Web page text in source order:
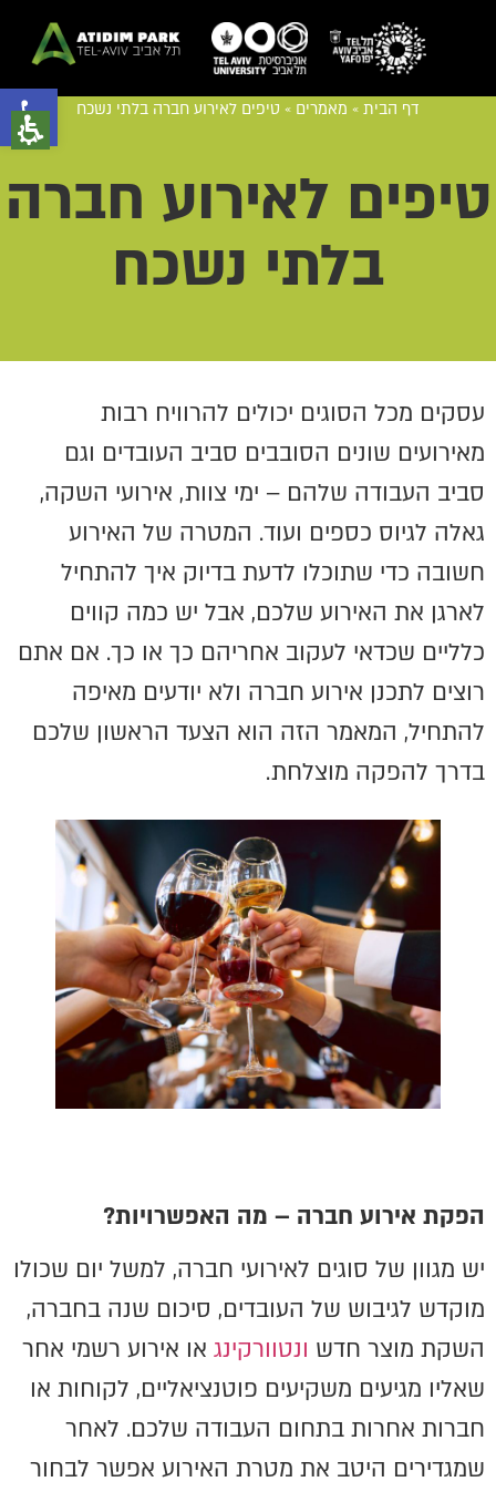
דף הבית » מאמרים » טיפים לאירוע חברה בלתי נשכח
טיפים לאירוע חברה
בלתי נשכח
עסקים מכל הסוגים יכולים להרוויח רבות
מאירועים שונים הסובבים סביב העובדים וגם
סביב העבודה שלהם – ימי צוות, אירועי השקה,
גאלה לגיוס כספים ועוד. המטרה של האירוע
חשובה כדי שתוכלו לדעת בדיוק איך להתחיל
לארגן את האירוע שלכם, אבל יש כמה קווים
כלליים שכדאי לעקוב אחריהם כך או כך. אם אתם
רוצים לתכנן אירוע חברה ולא יודעים מאיפה
להתחיל, המאמר הזה הוא הצעד הראשון שלכם
בדרך להפקה מוצלחת.
הפקת אירוע חברה – מה האפשרויות?
יש מגוון של סוגים לאירועי חברה, למשל יום שכולו
מוקדש לגיבוש של העובדים, סיכום שנה בחברה,
השקת מוצר חדש ונטוורקינג או אירוע רשמי אחר
שאליו מגיעים משקיעים פוטנציאליים, לקוחות או
חברות אחרות בתחום העבודה שלכם. לאחר
שמגדירים היטב את מטרת האירוע אפשר לבחור
פתח סרגל נגישות